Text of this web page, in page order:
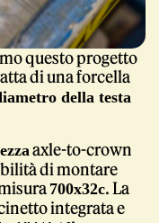
questo progetto
di una forcella
della testa
axle-to-crown
di montare
700x32c. La
integrata e